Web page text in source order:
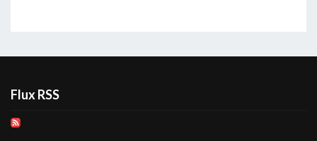
Flux RSS